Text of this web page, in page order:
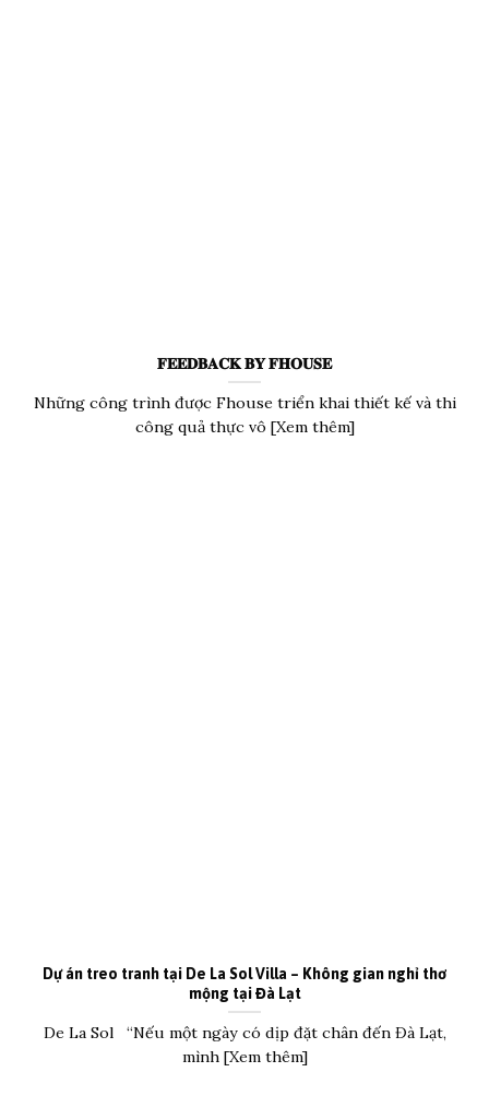
𝐅𝐄𝐄𝐃𝐁𝐀𝐂𝐊 𝐁𝐘 𝐅𝐇𝐎𝐔𝐒𝐄
Những công trình được Fhouse triển khai thiết kế và thi
công quả thực vô [Xem thêm]
Dự án treo tranh tại De La Sol Villa – Không gian nghỉ thơ
mộng tại Đà Lạt
De La Sol “Nếu một ngày có dịp đặt chân đến Đà Lạt,
mình [Xem thêm]